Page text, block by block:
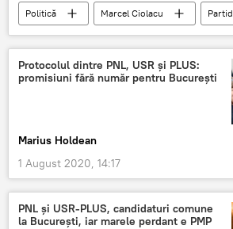
Politică Marcel Ciolacu
Partid
Guvern
Viktor Orban
Protocolul dintre PNL, USR și PLUS:
promisiuni fără număr pentru București
Marius Holdean
1 August 2020, 14:17
PNL și USR-PLUS, candidaturi comune
la București, iar marele perdant e PMP